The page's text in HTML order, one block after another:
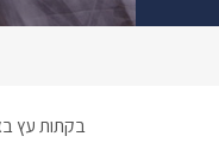
בקתות עץ